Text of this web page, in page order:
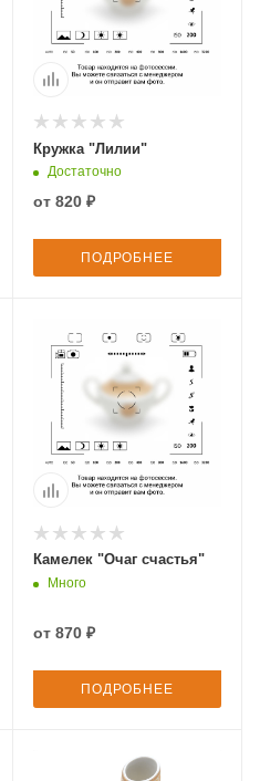
Кружка "Лилии"
Достаточно
от 820 ₽
ПОДРОБНЕЕ
Камелек "Очаг счастья"
Много
от 870 ₽
ПОДРОБНЕЕ